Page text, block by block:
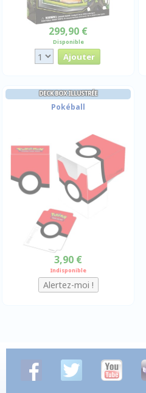
299,90 €
Disponible
DECK BOX ILLUSTRÉE
Pokéball
3,90 €
Indisponible